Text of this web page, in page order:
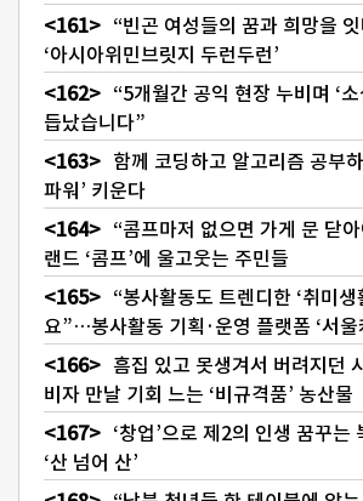
“빈곤 여성들의 꿈과 희망을
‘아시아위민브릿지 두런두런’
“5개월간 공익 현장 누비며 ‘
듭났습니다”
함께 코딩하고 알고리즘 공부
파워’ 키운다
“콤프마저 없으면 가게 문 닫
랜드 ‘콤프’에 울고웃는 주민들
“봉사활동도 트렌디한 ‘취미생
요”…봉사활동 기획·운영 플랫폼 ‘서울
흠집 있고 못생겨서 버려지던
비자 만날 기회 느는 ‘비규격품’ 농산물
‘창업’으로 제2의 인생 꿈꾸는
‘산 넘어 산’